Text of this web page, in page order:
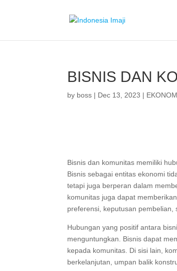
BISNIS DAN
by boss | Dec 13, 2023 |
Bisnis dan komunitas memiliki
Bisnis sebagai entitas ekonomi
tetapi juga berperan dalam
komunitas juga dapat
preferensi, keputusan pembelian,
Hubungan yang positif antara
menguntungkan. Bisnis dapat
kepada komunitas. Di sisi lain,
berkelanjutan, umpan balik